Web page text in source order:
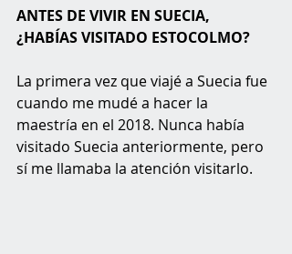
ANTES DE VIVIR EN SUECIA,
¿HABÍAS VISITADO ESTOCOLMO?
La primera vez que viajé a Suecia fue
cuando me mudé a hacer la
maestría en el 2018. Nunca había
visitado Suecia anteriormente, pero
sí me llamaba la atención visitarlo.